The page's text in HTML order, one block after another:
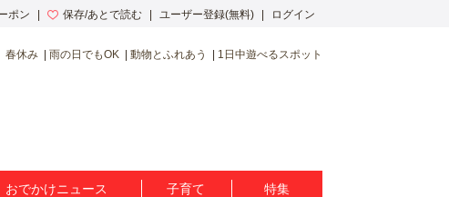
ポン 保存/あとで読む ユーザー登録(無料) ログイン
春休み 雨の日でもOK 動物とふれあう 1日中遊べるスポット
おでかけニュース 子育て 特集